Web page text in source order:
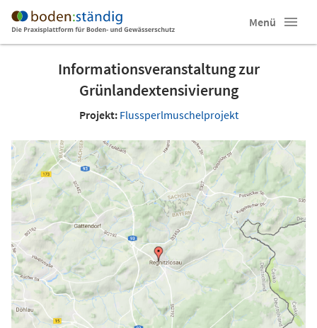
Menü
Informationsveranstaltung zur
Grünlandextensivierung
Projekt: Flussperlmuschelprojekt